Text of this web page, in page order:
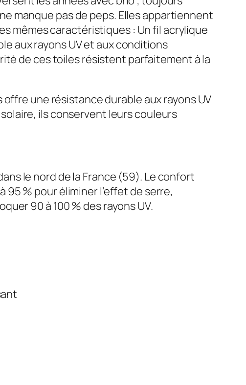
manque pas de peps. Elles appartiennent
mêmes caractéristiques : Un fil acrylique
aux rayons UV et aux conditions
de ces toiles résistent parfaitement à la
une résistance durable aux rayons UV
ils conservent leurs couleurs
le nord de la France (59). Le confort
% pour éliminer l’effet de serre,
90 à 100 % des rayons UV.